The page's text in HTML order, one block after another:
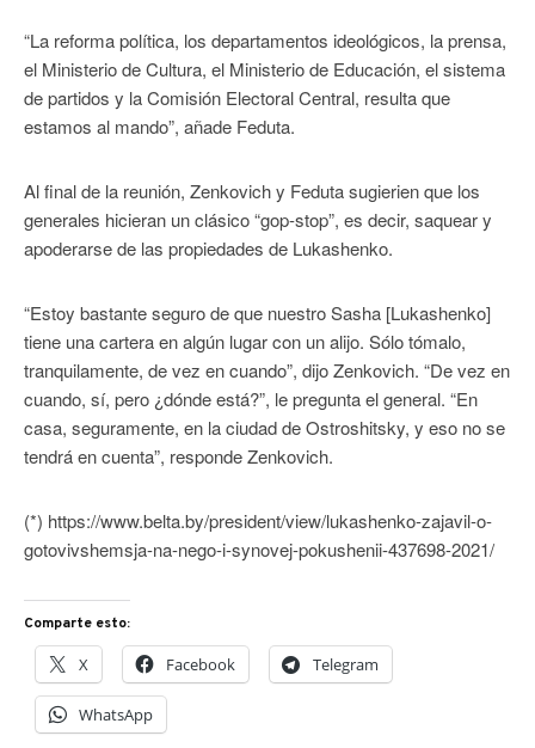
“La reforma política, los departamentos ideológicos, la prensa,
el Ministerio de Cultura, el Ministerio de Educación, el sistema
de partidos y la Comisión Electoral Central, resulta que
estamos al mando”, añade Feduta.
Al final de la reunión, Zenkovich y Feduta sugierien que los
generales hicieran un clásico “gop-stop”, es decir, saquear y
apoderarse de las propiedades de Lukashenko.
“Estoy bastante seguro de que nuestro Sasha [Lukashenko]
tiene una cartera en algún lugar con un alijo. Sólo tómalo,
tranquilamente, de vez en cuando”, dijo Zenkovich. “De vez en
cuando, sí, pero ¿dónde está?”, le pregunta el general. “En
casa, seguramente, en la ciudad de Ostroshitsky, y eso no se
tendrá en cuenta”, responde Zenkovich.
(*) https://www.belta.by/president/view/lukashenko-zajavil-o-
gotovivshemsja-na-nego-i-synovej-pokushenii-437698-2021/
Comparte esto:
X Facebook Telegram
WhatsApp